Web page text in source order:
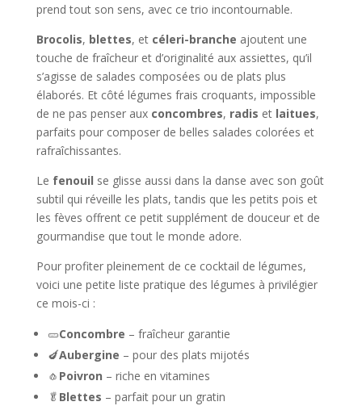
prend tout son sens, avec ce trio incontournable.
Brocolis, blettes, et céleri-branche ajoutent une
touche de fraîcheur et d’originalité aux assiettes, qu’il
s’agisse de salades composées ou de plats plus
élaborés. Et côté légumes frais croquants, impossible
de ne pas penser aux concombres, radis et laitues,
parfaits pour composer de belles salades colorées et
rafraîchissantes.
Le fenouil se glisse aussi dans la danse avec son goût
subtil qui réveille les plats, tandis que les petits pois et
les fèves offrent ce petit supplément de douceur et de
gourmandise que tout le monde adore.
Pour profiter pleinement de ce cocktail de légumes,
voici une petite liste pratique des légumes à privilégier
ce mois-ci :
🥒Concombre – fraîcheur garantie
🍆Aubergine – pour des plats mijotés
🧄 Poivron – riche en vitamines
🥬 Blettes – parfait pour un gratin